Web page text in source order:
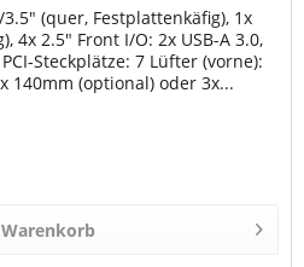
(quer, Festplattenkäfig), 1x
4x 2.5" Front I/O: 2x USB-A 3.0,
Steckplätze: 7 Lüfter (vorne):
140mm (optional) oder 3x...
Warenkorb